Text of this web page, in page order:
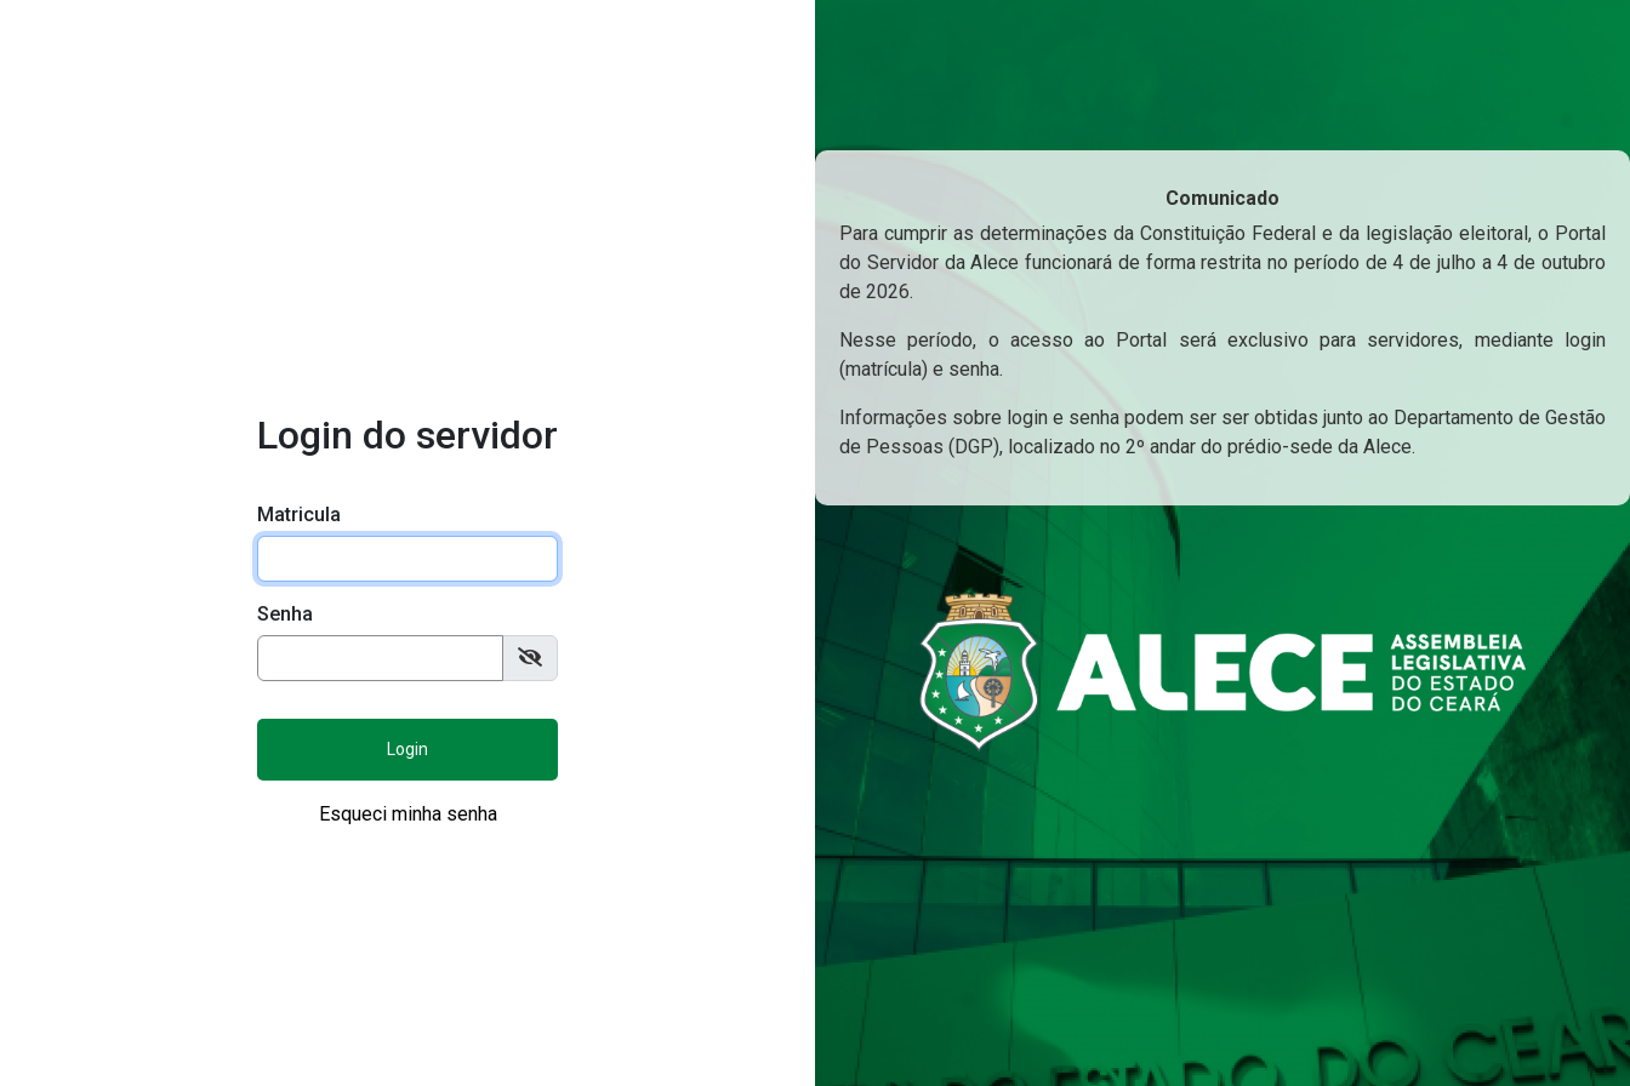
Login do servidor
Matricula
Senha
Login
Esqueci minha senha
Comunicado
Para cumprir as determinações da Constituição Federal e da legislação eleitoral, o Portal
do Servidor da Alece funcionará de forma restrita no período de 4 de julho a 4 de outubro
de 2026.
Nesse período, o acesso ao Portal será exclusivo para servidores, mediante login
(matrícula) e senha.
Informações sobre login e senha podem ser ser obtidas junto ao Departamento de Gestão
de Pessoas (DGP), localizado no 2º andar do prédio-sede da Alece.